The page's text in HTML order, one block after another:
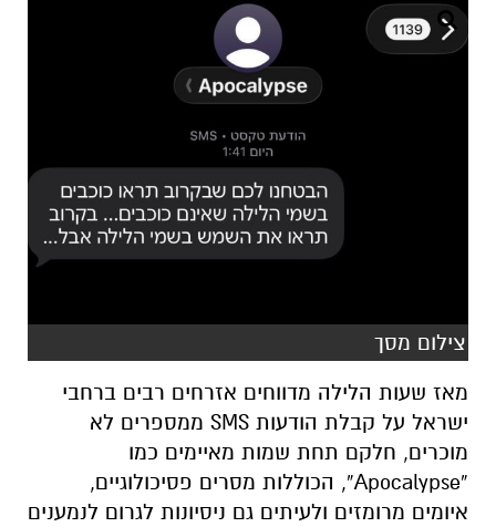
צילום מסך
מאז שעות הלילה מדווחים אזרחים רבים ברחבי
ישראל על קבלת הודעות SMS ממספרים לא
מוכרים, חלקם תחת שמות מאיימים כמו
“Apocalypse”, הכוללות מסרים פסיכולוגיים,
איומים מרומזים ולעיתים גם ניסיונות לגרום לנמענים